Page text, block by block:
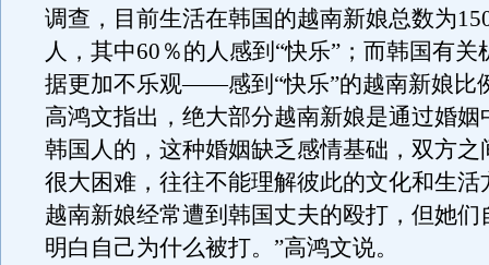
调查，目前生活在韩国的越南新娘总数为
人，其中60％的人感到“快乐”；而韩国有关
据更加不乐观——感到“快乐”的越南新娘比
高鸿文指出，绝大部分越南新娘是通过婚姻
韩国人的，这种婚姻缺乏感情基础，双方之
很大困难，往往不能理解彼此的文化和生活
越南新娘经常遭到韩国丈夫的殴打，但她们
明白自己为什么被打。”高鸿文说。